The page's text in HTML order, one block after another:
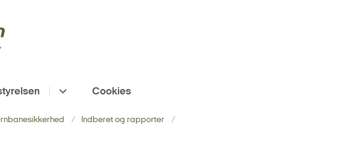
Cookies
Indberet og rapporter